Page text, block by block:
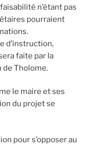
n’étant pas
pourraient
d’instruction,
faite par la
de Tholome.
le maire et ses
du projet se
pour s’opposer au